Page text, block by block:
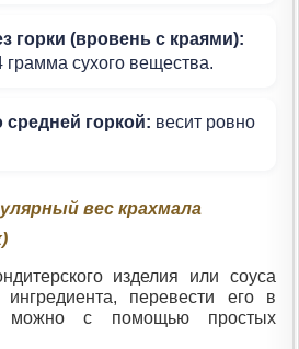
горки (вровень с краями):
сухого вещества.
средней горкой: весит ровно
вес крахмала
изделия или соуса
перевести его в
можно с помощью простых